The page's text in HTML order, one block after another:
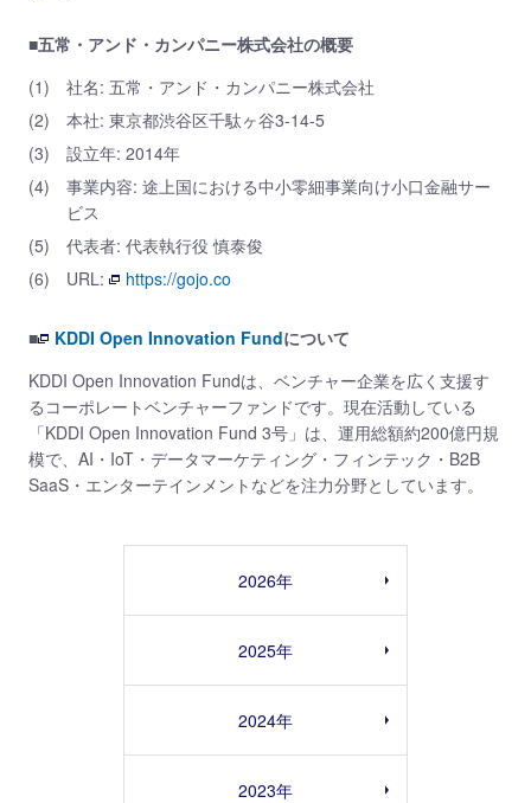
■五常・アンド・カンパニー株式会社の概要
(1)
社名: 五常・アンド・カンパニー株式会社
(2)
本社: 東京都渋谷区千駄ヶ谷3-14-5
(3)
設立年: 2014年
(4)
事業内容: 途上国における中小零細事業向け小口金融サー
ビス
(5)
代表者: 代表執行役 慎泰俊
(6)
URL: https://gojo.co
■ KDDI Open Innovation Fundについて
KDDI Open Innovation Fundは、ベンチャー企業を広く支援す
るコーポレートベンチャーファンドです。現在活動している
「KDDI Open Innovation Fund 3号」は、運用総額約200億円規
模で、AI・IoT・データマーケティング・フィンテック・B2B
SaaS・エンターテインメントなどを注力分野としています。
2026年
2025年
2024年
2023年